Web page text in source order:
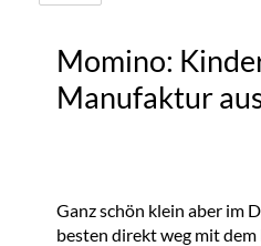
Momino:
Manufaktur
Ganz schön klein aber im
besten direkt weg mit